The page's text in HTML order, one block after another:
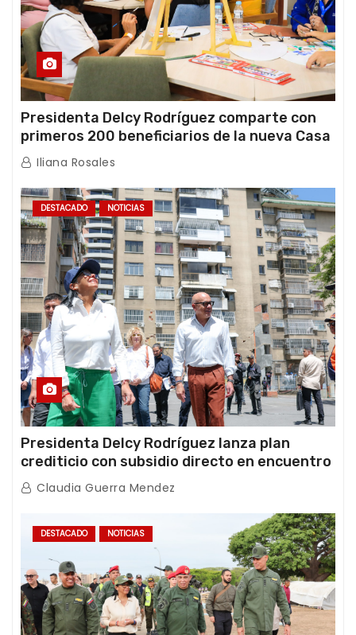
Presidenta Delcy Rodríguez comparte con
primeros 200 beneficiarios de la nueva Casa
de los Abuelos “La Primavera” en Caracas
Iliana Rosales
DESTACADO NOTICIAS
Presidenta Delcy Rodríguez lanza plan
crediticio con subsidio directo en encuentro
con Juntas de Condominio
Claudia Guerra Mendez
DESTACADO NOTICIAS